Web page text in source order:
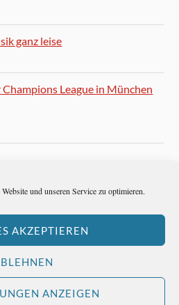
und unseren Service zu optimieren.
AKZEPTIEREN
ANZEIGEN
ganz leise
League in München